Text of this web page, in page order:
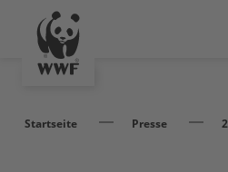
Startseite Presse